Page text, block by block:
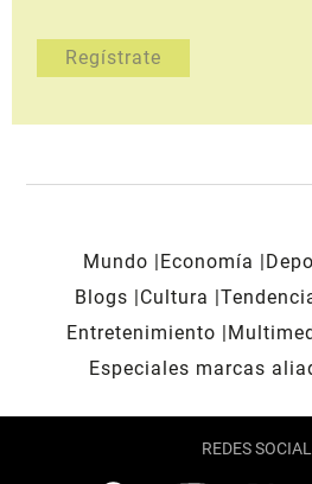
Mundo Economía
Blogs
Cultura
Entretenimiento
Especiales marcas
REDES